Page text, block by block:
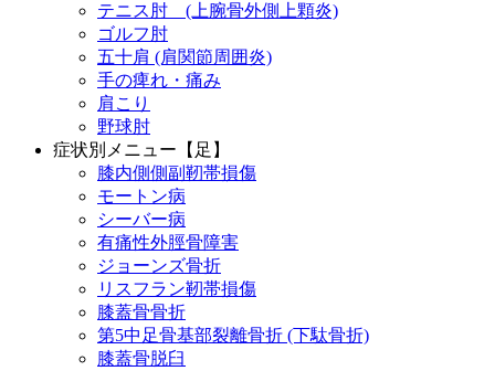
テニス肘 (上腕骨外側上顆炎)
ゴルフ肘
五十肩 (肩関節周囲炎)
手の痺れ・痛み
肩こり
野球肘
症状別メニュー【足】
膝内側側副靭帯損傷
モートン病
シーバー病
有痛性外脛骨障害
ジョーンズ骨折
リスフラン靭帯損傷
膝蓋骨骨折
第5中足骨基部裂離骨折 (下駄骨折)
膝蓋骨脱臼